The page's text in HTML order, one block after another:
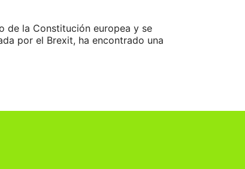
de la Constitución europea y se
por el Brexit, ha encontrado una